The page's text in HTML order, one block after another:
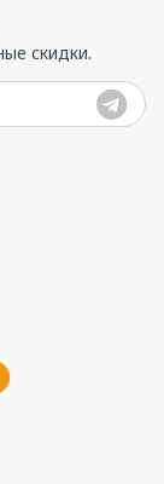
скидки.